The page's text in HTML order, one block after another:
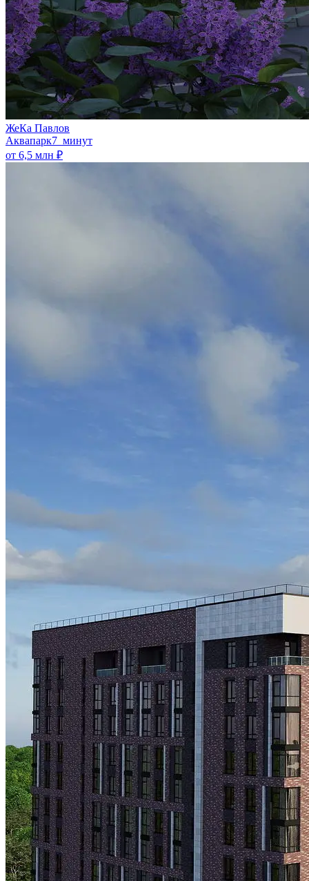
ЖеКа Павлов
Аквапарк7 минут
от 6,5 млн ₽